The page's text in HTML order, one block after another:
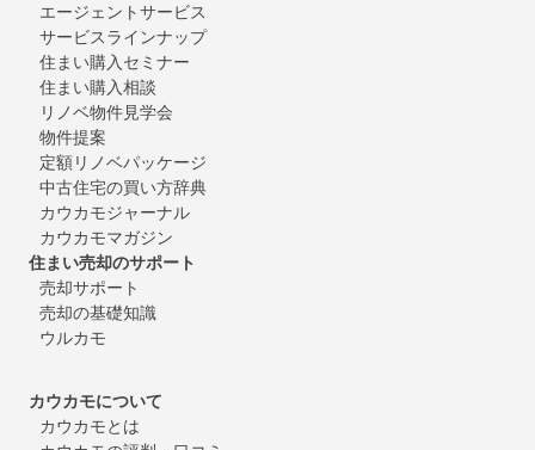
エージェントサービス
サービスラインナップ
住まい購入セミナー
住まい購入相談
リノベ物件見学会
物件提案
定額リノベパッケージ
中古住宅の買い方辞典
カウカモジャーナル
カウカモマガジン
住まい売却のサポート
売却サポート
売却の基礎知識
ウルカモ
カウカモについて
カウカモとは